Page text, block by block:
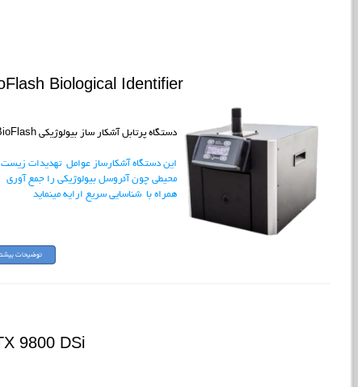
Biological Identifier
دستگاه پرتابل آشکار ساز بیولوژیکی BioFlash
این دستگاه آشکارساز عوامل تهدیدات زیست
محیطی چون آئروسل بیولوژیکی را جمع آوری
همراه با شناسایی سریع ارایه مینماید
9800 DSi